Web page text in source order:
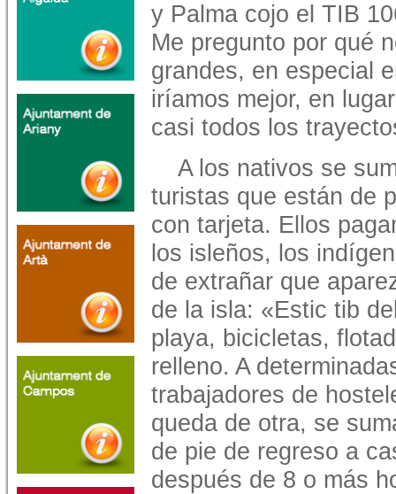
y Palma cojo el TIB
Me pregunto por qué
grandes, en especial
iríamos mejor, en
casi todos los
A los nativos se
turistas que están de
con tarjeta. Ellos
los isleños, los
de extrañar que
de la isla: «Estic tib
playa, bicicletas,
relleno. A
trabajadores de
queda de otra, se
de pie de regreso a
después de 8 o más